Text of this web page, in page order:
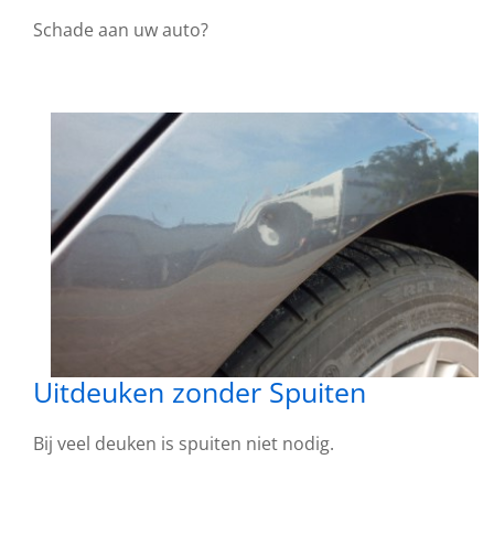
Schade aan uw auto?
Uitdeuken zonder Spuiten
Bij veel deuken is spuiten niet nodig.